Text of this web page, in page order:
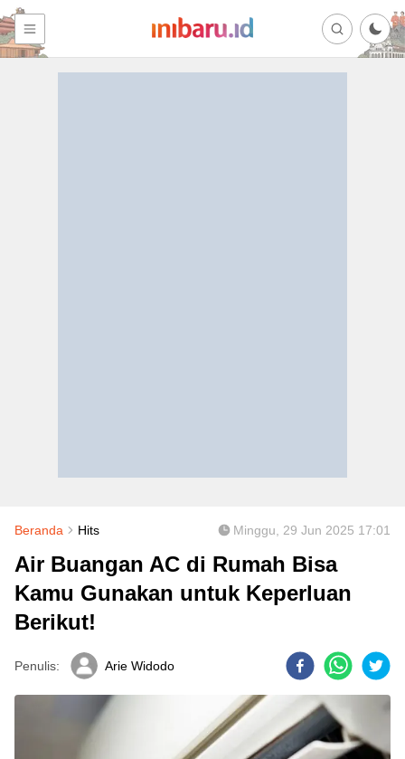
Beranda Hits Minggu, 29 Jun 2025 17:01
Air Buangan AC di Rumah Bisa
Kamu Gunakan untuk Keperluan
Berikut!
Penulis: Arie Widodo